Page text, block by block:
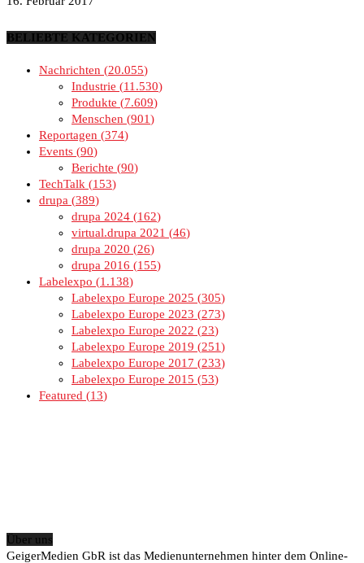
BELIEBTE KATEGORIEN
Nachrichten
20.055
Industrie
11.530
Produkte
7.609
Menschen
901
Reportagen
374
Events 90
Berichte
90
TechTalk
153
drupa
389
drupa 2024
162
virtual.drupa 2021
46
drupa 2020
26
drupa 2016
155
Labelexpo
1.138
Labelexpo Europe 2025
305
Labelexpo Europe 2023
273
Labelexpo Europe 2022
23
Labelexpo Europe 2019
251
Labelexpo Europe 2017
233
Labelexpo Europe 2015
53
Featured
13
Über uns
GeigerMedien GbR ist das Medienunternehmen hinter dem Online-